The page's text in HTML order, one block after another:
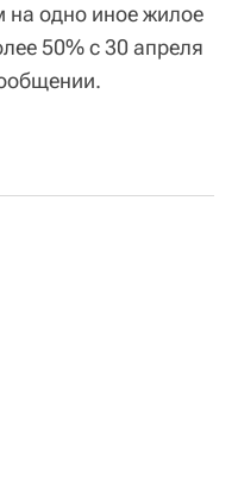
на одно иное жилое
50% с 30 апреля